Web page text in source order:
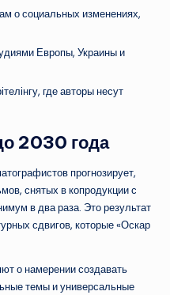
о социальных изменениях,
Европы, Украины и
где авторы несут
2030 года
прогнозирует,
снятых в копродукции с
в два раза. Это результат
сдвигов, которые «Оскар
о намерении создавать
темы и универсальные